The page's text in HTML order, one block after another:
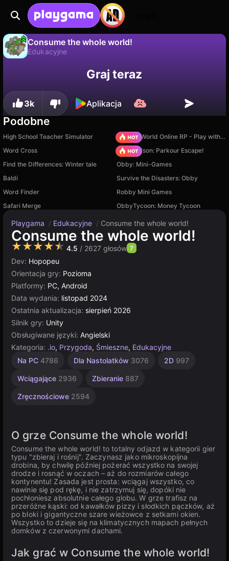
Consume the whole world!
Edukacyjne
Zapisz postępy! Nie
Graj teraz
3k Aplikacja
Podobne
High School Teacher Simulator
Sprunki World Online RP - Play with Friends!
Word Cross
Barry Prison: Parkour Escape!
Find the Differences: Winter tale
Obby: Mini-Games
Baldi
Survive the Disasters: Obby
Word Finder
Robby Mini Games
Safari Merge
ObbyTycoon: Money Tycoon
Playgama / Edukacyjne / Consume the whole world!
Consume the whole world!
★★★★★ 4.5 / 2627 głosów 7
Dev: Hopopeu
Orientacja gry: Pozioma
Platformy: PC, Android
Data wydania: listopad 2024
Ostatnia aktualizacja: sierpień 2026
Silnik gry: Unity
Obsługiwane języki: Angielski
Kategoria: .io, Przygoda, Śmieszne, Edukacyjne
Na PC 4786 Dla Nastolatków 3076 2D 997
Wciągające 2936 Zbieranie 887
Zręcznościowe 2594
Komputerowe
Indie
Przyrostowe
Rosyjskie
Dla
1480
Otwarty
382
Pixel
437
Multiplayer
Unity
3177
O grze Consume the whole world!
Consume the whole world! to totalny odjazd w kategorii gier
typu "zbieraj i rośnij". Zaczynasz jako mikroskopijna
drobina, by chwilę później pożerać wszystko na swojej
drodze i rosnąć w oczach – aż do rozmiarów całego
kontynentu! Zasada jest prosta: wciągaj wszystko, co
nawinie się pod rękę, i nie zatrzymuj się, dopóki nie
pochłoniesz absolutnie całego globu. W grze trafisz na
przeróżne kąski: od kawałków pizzy i słodkich pączków, aż
po bloki i gigantyczne szare wieżowce z setkami okien.
Wszystko to dzieje się na klimatycznych mapach pełnych
domków z czerwonymi dachami.
Jak grać w Consume the whole world!